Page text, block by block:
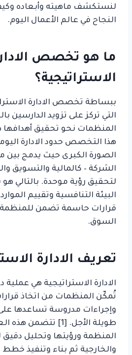
لنستكشف ماهيته وأبعاده
النجاح في عالم الأعمال اليوم.
ما هو تخصص
الاستراتيجية؟
ببساطة تخصص الادارة
التي تركز على تزويد الدارسين
المنظمات نحو تحقيق أهدافها
هذا التخصص حدود الادارة
الصورة الكبرى حيث يدمج بين
الشركة – كالمالية والتسويق
لتحقيق رؤية موحدة. بالتالي هو
البيئة التنافسية وتقييم
قرارات حاسمة تضمن
السوق.
تعريف الادارة
الادارة الاستراتيجية هي
تُمكّن المنظمات من اتخاذ
وإجراءات مدروسة تساعدها
طويلة الأجل. [1]
المنظمة ورؤيتها وتحليل دقيق
والخارجية ثم بناء وتنفيذ